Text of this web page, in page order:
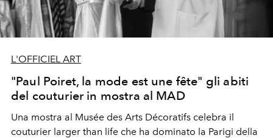
L'OFFICIEL ART
"Paul Poiret, la mode est une fête" gli abiti
del couturier in mostra al MAD
Una mostra al Musée des Arts Décoratifs celebra il
couturier larger than life che ha dominato la Parigi della